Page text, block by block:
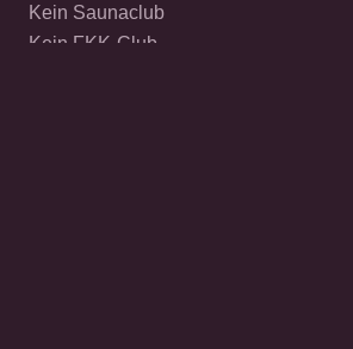
Kein Saunaclub
Kein FKK-Club